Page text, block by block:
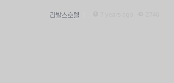
라발스호텔